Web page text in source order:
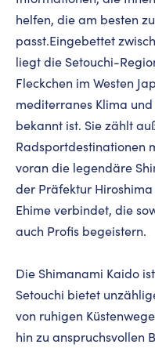
helfen, die am besten
passt.Eingebettet
liegt die Setouchi-
Fleckchen im Westen
mediterranes Klima
bekannt ist. Sie zählt
Radsportdestinationen
voran die legendäre
der Präfektur
Ehime verbindet, die
auch Profis begeistern.
Die Shimanami Kaido
Setouchi bietet
von ruhigen
hin zu anspruchsvollen